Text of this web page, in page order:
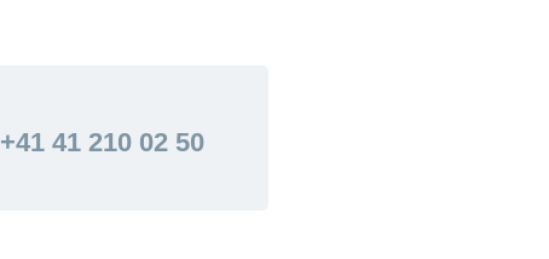
+41 41 210 02 50